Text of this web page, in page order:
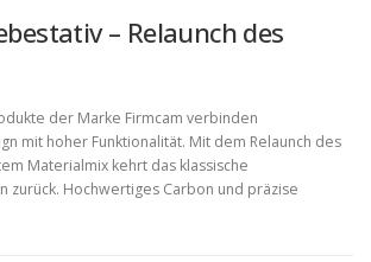
– Relaunch des
der Marke Firmcam verbinden
mit hoher Funktionalität. Mit dem Relaunch des
Materialmix kehrt das klassische
zurück. Hochwertiges Carbon und präzise